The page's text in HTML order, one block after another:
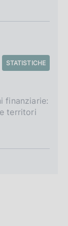
STATISTICHE
finanziarie:
territori